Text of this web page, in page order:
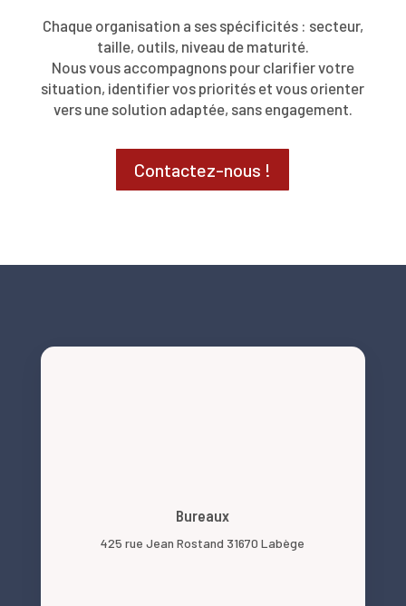
Chaque organisation a ses spécificités : secteur,
taille, outils, niveau de maturité.
Nous vous accompagnons pour clarifier votre
situation, identifier vos priorités et vous orienter
vers une solution adaptée, sans engagement.
Contactez-nous !
Bureaux
425 rue Jean Rostand 31670 Labège